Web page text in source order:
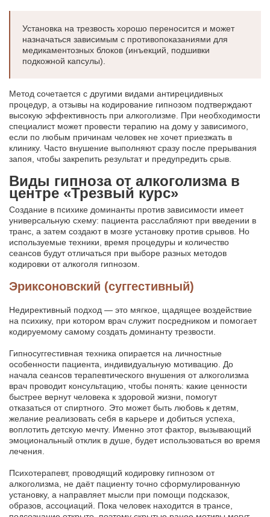
Установка на трезвость хорошо переносится и может
назначаться зависимым с противопоказаниями для
медикаментозных блоков (инъекций, подшивки
подкожной капсулы).
Метод сочетается с другими видами антирецидивных
процедур, а отзывы на кодирование гипнозом подтверждают
высокую эффективность при алкоголизме. При необходимости
специалист может провести терапию на дому у зависимого,
если по любым причинам человек не хочет приезжать в
клинику. Часто внушение выполняют сразу после прерывания
запоя, чтобы закрепить результат и предупредить срыв.
Виды гипноза от алкоголизма в
центре «Трезвый курс»
Создание в психике доминанты против зависимости имеет
универсальную схему: пациента расслабляют при введении в
транс, а затем создают в мозге установку против срывов. Но
используемые техники, время процедуры и количество
сеансов будут отличаться при выборе разных методов
кодировки от алкоголя гипнозом.
Эриксоновский (суггестивный)
Недирективный подход — это мягкое, щадящее воздействие
на психику, при котором врач служит посредником и помогает
кодируемому самому создать доминанту трезвости.
Гипносуггестивная техника опирается на личностные
особенности пациента, индивидуальную мотивацию. До
начала сеансов терапевтического внушения от алкоголизма
врач проводит консультацию, чтобы понять: какие ценности
быстрее вернут человека к здоровой жизни, помогут
отказаться от спиртного. Это может быть любовь к детям,
желание реализовать себя в карьере и добиться успеха,
воплотить детскую мечту. Именно этот фактор, вызывающий
эмоциональный отклик в душе, будет использоваться во время
лечения.
Психотерапевт, проводящий кодировку гипнозом от
алкоголизма, не даёт пациенту точно сформулированную
установку, а направляет мысли при помощи подсказок,
образов, ассоциаций. Пока человек находится в трансе,